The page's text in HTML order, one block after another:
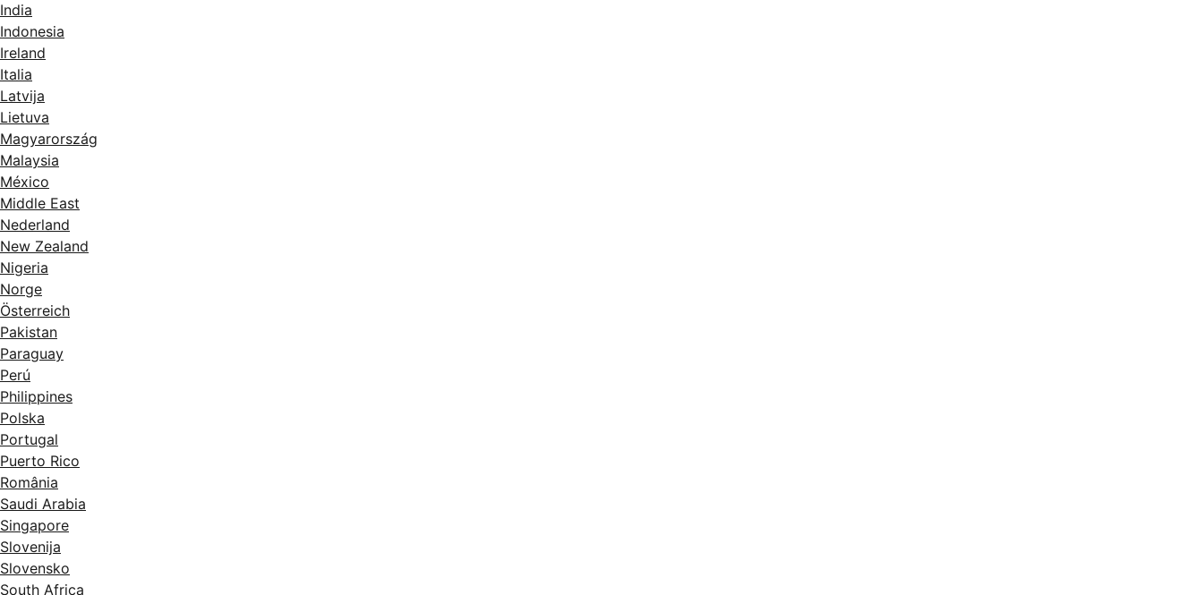
India
Indonesia
Ireland
Italia
Latvija
Lietuva
Magyarország
Malaysia
México
Middle East
Nederland
New Zealand
Nigeria
Norge
Österreich
Pakistan
Paraguay
Perú
Philippines
Polska
Portugal
Puerto Rico
România
Saudi Arabia
Singapore
Slovenija
Slovensko
South Africa